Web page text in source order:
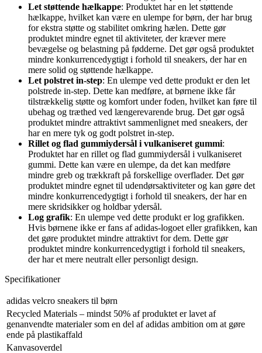
Let støttende hælkappe: Produktet har en let støttende
hælkappe, hvilket kan være en ulempe for børn, der har brug
for ekstra støtte og stabilitet omkring hælen. Dette gør
produktet mindre egnet til aktiviteter, der kræver mere
bevægelse og belastning på fødderne. Det gør også produktet
mindre konkurrencedygtigt i forhold til sneakers, der har en
mere solid og støttende hælkappe.
Let polstret in-step: En ulempe ved dette produkt er den let
polstrede in-step. Dette kan medføre, at børnene ikke får
tilstrækkelig støtte og komfort under foden, hvilket kan føre til
ubehag og træthed ved længerevarende brug. Det gør også
produktet mindre attraktivt sammenlignet med sneakers, der
har en mere tyk og godt polstret in-step.
Rillet og flad gummiydersål i vulkaniseret gummi:
Produktet har en rillet og flad gummiydersål i vulkaniseret
gummi. Dette kan være en ulempe, da det kan medføre
mindre greb og trækkraft på forskellige overflader. Det gør
produktet mindre egnet til udendørsaktiviteter og kan gøre det
mindre konkurrencedygtigt i forhold til sneakers, der har en
mere skridsikker og holdbar ydersål.
Log grafik: En ulempe ved dette produkt er log grafikken.
Hvis børnene ikke er fans af adidas-logoet eller grafikken, kan
det gøre produktet mindre attraktivt for dem. Dette gør
produktet mindre konkurrencedygtigt i forhold til sneakers,
der har et mere neutralt eller personligt design.
Specifikationer
adidas velcro sneakers til børn
Recycled Materials – mindst 50% af produktet er lavet af
genanvendte materialer som en del af adidas ambition om at gøre
ende på plastikaffald
Kanvasoverdel